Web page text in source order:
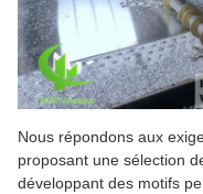
Nous répondons aux
proposant une sélection
développant des motifs